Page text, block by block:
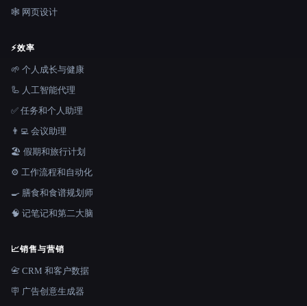
🕸 网页设计
⚡效率
🌱 个人成长与健康
🦾 人工智能代理
✅ 任务和个人助理
👨‍💻 会议助理
🏖 假期和旅行计划
⚙️ 工作流程和自动化
🍳 膳食和食谱规划师
🧠 记笔记和第二大脑
📈销售与营销
📇 CRM 和客户数据
🪧 广告创意生成器